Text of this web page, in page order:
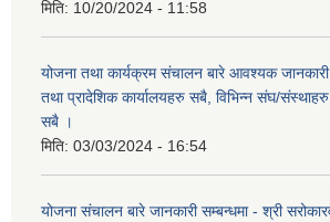
मिति: 10/20/2024 - 11:58
योजना तथा कार्यक्रम संचालन बारे आवश्यक
तथा प्रादेशिक कार्यालयहरु सबै, विभिन्‍न संघ/
सबै ।
मिति: 03/03/2024 - 16:54
योजना संचालन बारे जानकारी सम्बन्धमा - श्री